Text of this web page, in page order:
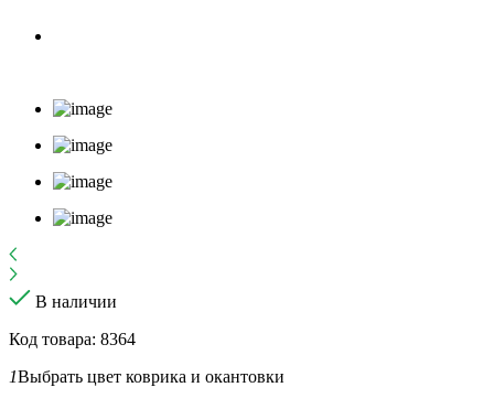
В наличии
Код товара: 8364
1Выбрать цвет коврика и окантовки